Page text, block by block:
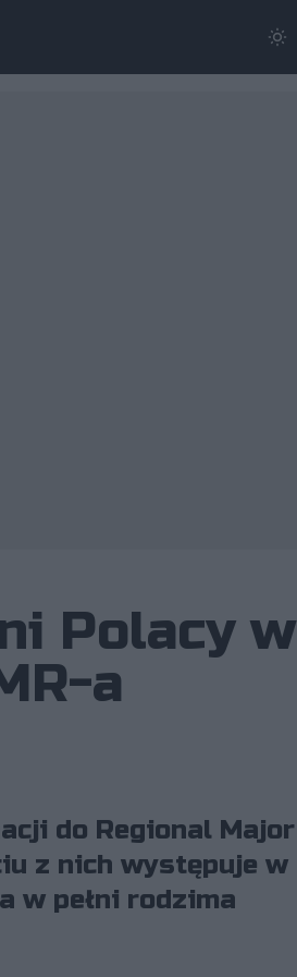
Polacy w
a
do Regional Major
z nich występuje w
w pełni rodzima